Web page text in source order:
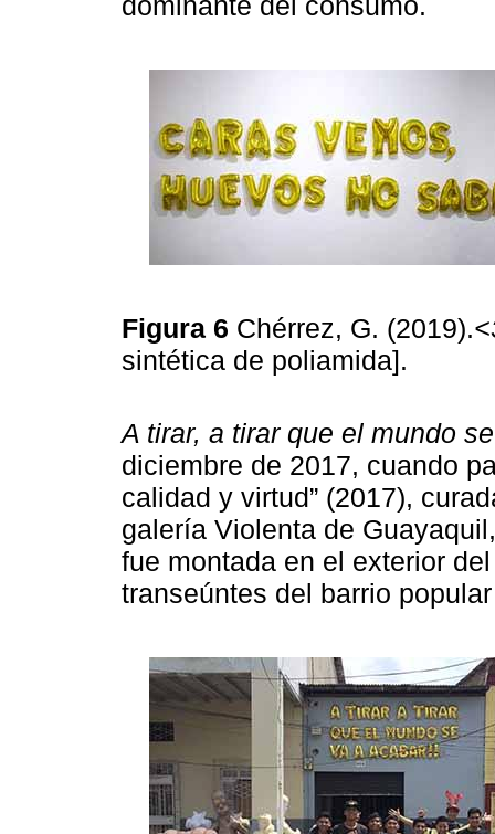
Figura 6 Chérrez, G. (2019).
sintética de poliamida].
A tirar, a tirar que el mundo
diciembre de 2017, cuando
calidad y virtud” (2017),
galería Violenta de
fue montada en el exterior
transeúntes del barrio